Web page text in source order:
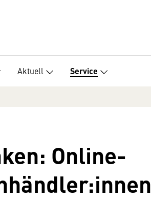
Aktuell Service
Online-